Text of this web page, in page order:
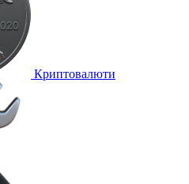
Криптовалюти